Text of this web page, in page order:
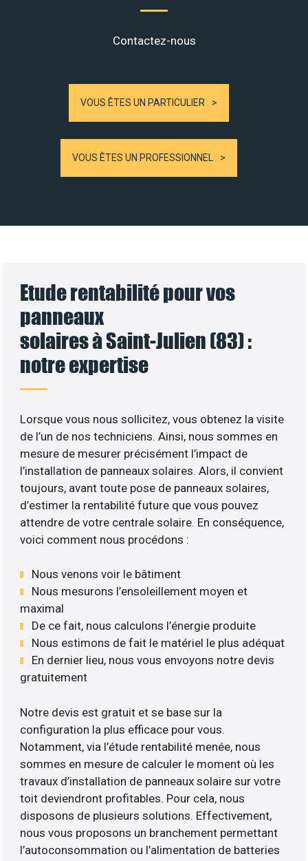
Contactez-nous
VOUS ÊTES UN PARTICULIER
VOUS ÊTES UN PROFESSIONNEL
Etude rentabilité pour vos
panneaux
solaires à Saint-Julien (83) :
notre expertise
Lorsque vous nous sollicitez, vous obtenez la visite
de l’un de nos techniciens. Ainsi, nous sommes en
mesure de mesurer précisément l’impact de
l’installation de panneaux solaires. Alors, il convient
toujours, avant toute pose de panneaux solaires,
d’estimer la rentabilité future que vous pouvez
attendre de votre centrale solaire. En conséquence,
voici comment nous procédons :
Nous venons voir le bâtiment
Nous mesurons l’ensoleillement moyen et
maximal
De ce fait, nous calculons l’énergie produite
Nous estimons de fait le matériel le plus adéquat
En dernier lieu, nous vous envoyons notre devis
gratuitement
Notre devis est gratuit et se base sur la
configuration la plus efficace pour vous.
Notamment, via l’étude rentabilité menée, nous
sommes en mesure de calculer le moment où les
travaux d’installation de panneaux solaire sur votre
toit deviendront profitables. Pour cela, nous
disposons de plusieurs solutions. Effectivement,
nous vous proposons un branchement permettant
l’autoconsommation ou l’alimentation de batteries